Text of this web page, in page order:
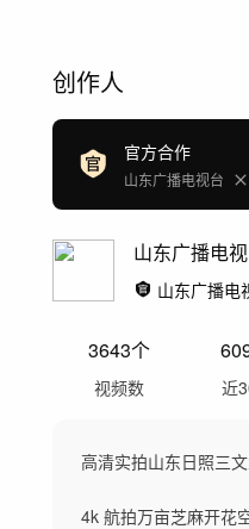
创作人
官方合作
山东广播电视台
山东广播电
山东广播电
3643个
视频数 近
4k 航拍万亩芝麻开花